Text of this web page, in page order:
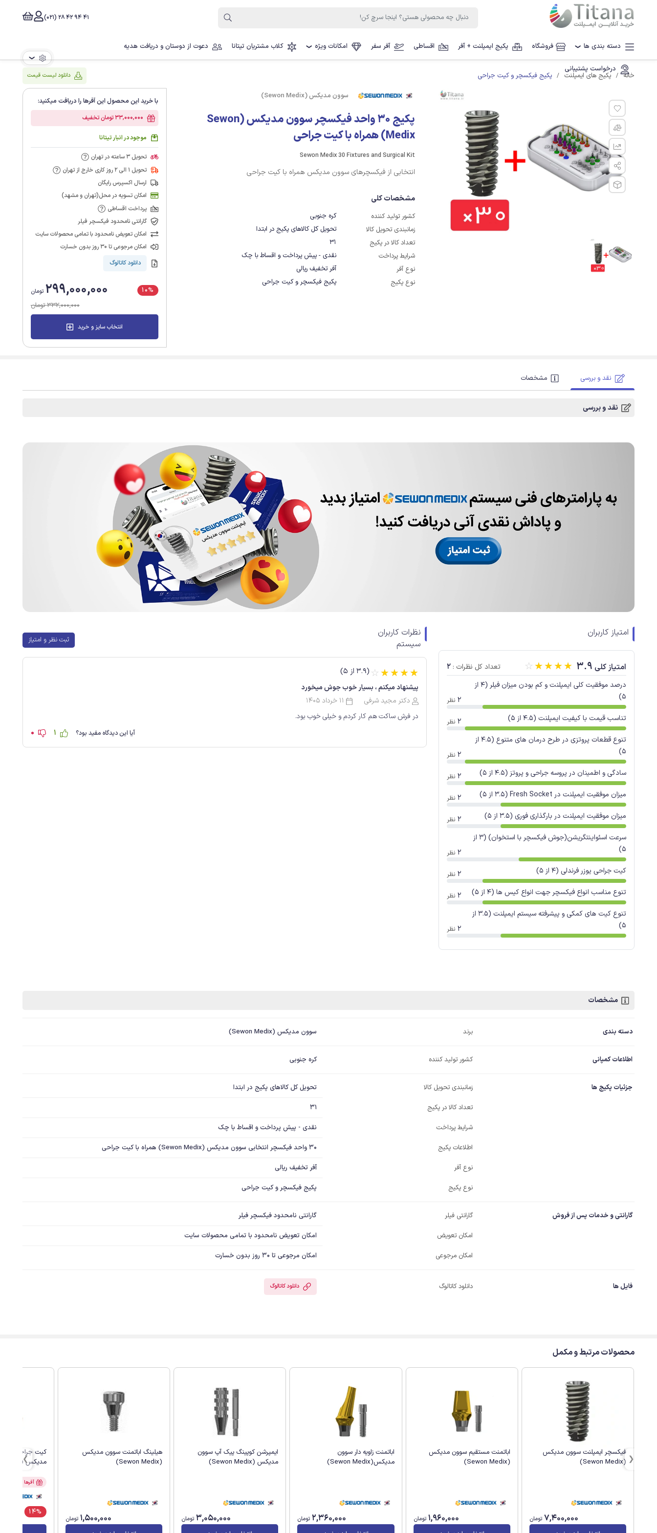
41 94 42 28 (021)
دسته بندی ها ❯ فروشگاه پکیج ایمپلنت + آفر اقساطی آفر سفر امکانات ویژه ❯ کلاب مشتریان تیتانا دعوت از دوستان و دریافت هدیه
درخواست پشتیبانی
❯
خانه پکیج های ایمپلنت پکیج فیکسچر و کیت جراحی دانلود لیست قیمت
سوون مدیکس (Sewon Medix)
پکیج 30 واحد فیکسچر سوون مدیکس (Sewon
Medix) همراه با کیت جراحی
Sewon Medix 30 Fixtures and Surgical Kit
انتخابی از فیکسچرهای سوون مدیکس همراه با کیت جراحی
مشخصات کلی
کشور تولید کننده
کره جنوبی
زمانبندی تحویل کالا
تحویل کل کالاهای پکیج در ابتدا
تعداد کالا در پکیج
31
شرایط پرداخت
نقدی - پیش پرداخت و اقساط با چک
نوع آفر
آفر تخفیف ریالی
نوع پکیج
پکیج فیکسچر و کیت جراحی
با خرید این محصول این آفرها را دریافت میکنید:
33,000,000 تومان تخفیف
موجود در انبار تیتانا
تحویل 3 ساعته در تهران
تحویل 1 الی 2 روز کاری خارج از تهران
ارسال اکسپرس رایگان
امکان تسویه در محل(تهران و مشهد)
پرداخت اقساطی
گارانتی نامحدود فیکسچر فیلر
امکان تعویض نامحدود با تمامی محصولات سایت
امکان مرجوعی تا 30 روز بدون خسارت
دانلود کاتالوگ
10%
299,000,000 تومان
332,000,000 تومان
انتخاب سایز و خرید
نقد و بررسی مشخصات
نقد و بررسی
امتیاز کاربران
امتیاز کلی 3.9
☆☆☆☆☆ تعداد کل نظرات : 2
درصد موفقیت کلی ایمپلنت و کم بودن میزان فیلر (4 از
5)
2 نظر
تناسب قیمت با کیفیت ایمپلنت (4.5 از 5) 2 نظر
تنوع قطعات پروتزی در طرح درمان های متنوع (4.5 از
5)
2 نظر
سادگی و اطمینان در پروسه جراحی و پروتز (4.5 از 5) 2 نظر
میزان موفقیت ایمپلنت در Fresh Socket (3.5 از 5) 2 نظر
میزان موفقیت ایمپلنت در بارگذاری فوری (3.5 از 5) 2 نظر
سرعت اسئواینتگریشن(جوش فیکسچر با استخوان) (3 از
5)
2 نظر
کیت جراحی یوزر فرندلی (4 از 5) 2 نظر
تنوع مناسب انواع فیکسچر جهت انواع کیس ها (4 از 5) 2 نظر
تنوع کیت های کمکی و پیشرفته سیستم ایمپلنت (3.5 از
5)
2 نظر
نظرات کاربران
سیستم
ثبت نظر و امتیاز
(3.9 از 5) ☆☆☆☆☆
پیشنهاد میکنم ، بسیار خوب جوش میخورد
دکتر مجید شرفی
11 خرداد 1405
در فرش ساکت هم کار کردم و خیلی خوب بود.
آیا این دیدگاه مفید بود؟ 1
0
مشخصات
دسته بندی برند سوون مدیکس (Sewon Medix)
اطلاعات کمپانی کشور تولید کننده کره جنوبی
جزئیات پکیج ها زمانبندی تحویل کالا تحویل کل کالاهای پکیج در ابتدا
تعداد کالا در پکیج 31
شرایط پرداخت نقدی - پیش پرداخت و اقساط با چک
اطلاعات پکیج 30 واحد فیکسچر انتخابی سوون مدیکس (Sewon Medix) همراه با کیت جراحی
نوع آفر آفر تخفیف ریالی
نوع پکیج پکیج فیکسچر و کیت جراحی
گارانتی و خدمات پس از فروش گارانتی فیلر گارانتی نامحدود فیکسچر فیلر
امکان تعویض امکان تعویض نامحدود با تمامی محصولات سایت
امکان مرجوعی امکان مرجوعی تا 30 روز بدون خسارت
فایل ها دانلود کاتالوگ دانلود کاتالوگ
محصولات مرتبط و مکمل
فیکسچر ایمپلنت سوون مدیکس
(Sewon Medix)
7,400,000 تومان
اباتمنت مستقیم سوون مدیکس
(Sewon Medix)
1,960,000 تومان
اباتمنت زاویه دار سوون
مدیکس(Sewon Medix)
2,360,000 تومان
ایمپرشن کوپینگ پیک آپ سوون
مدیکس (Sewon Medix)
3,050,000 تومان
هیلینگ اباتمنت سوون مدیکس
(Sewon Medix)
1,500,000 تومان
کیت جراحی
مدیکس (Sewon Medix)
آفرها
14%